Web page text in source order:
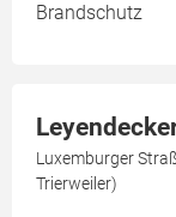
Brandschutz
Luxemburger
Trierweiler)